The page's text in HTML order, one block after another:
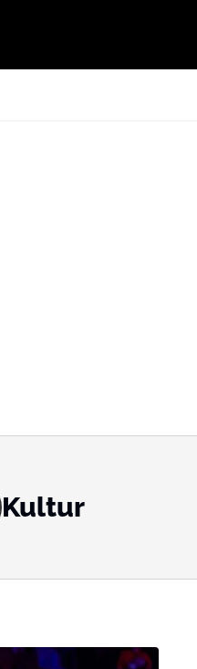
Kultur